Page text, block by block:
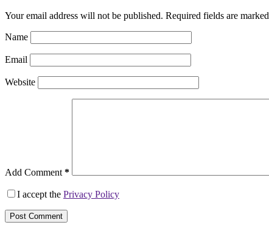
Your email address will not be published. Required fields are marked
Name
Email
Website
Add Comment *
I accept the Privacy Policy
Post Comment